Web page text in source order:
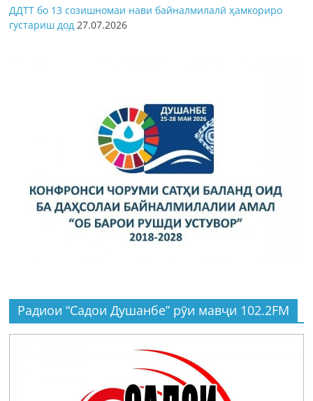
ДДТТ бо 13 созишномаи нави байналмилалӣ ҳамкориро
густариш дод 27.07.2026
Радиои “Садои Душанбе” рӯи мавҷи 102.2FM